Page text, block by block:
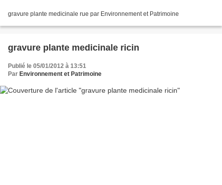
gravure plante medicinale rue par Environnement et Patrimoine
gravure plante medicinale ricin
Publié le 05/01/2012 à 13:51
Par Environnement et Patrimoine